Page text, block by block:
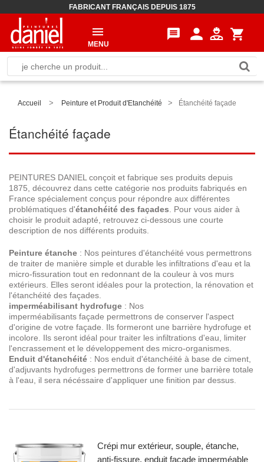
FABRICANT FRANÇAIS DEPUIS 1875
message person shopping_cart
MENU
Accueil > Peinture et Produit d'Etanchéité > Étanchéité façade
Étanchéité façade
PEINTURES DANIEL conçoit et fabrique ses produits depuis
1875, découvrez dans cette catégorie nos produits fabriqués en
France spécialement conçus pour répondre aux différentes
problématiques d'étanchéité des façades . Pour vous aider à
choisir le produit adapté, retrouvez ci-dessous une courte
description de nos différents produits.
Peinture étanche : Nos peintures d'étanchéité vous permettrons
de traiter de manière simple et durable les infiltrations d'eau et la
micro-fissuration tout en redonnant de la couleur à vos murs
extérieurs. Elles seront idéales pour la protection, la rénovation et
l'étanchéité des façades.
imperméabilisant hydrofuge : Nos
imperméabilisants façade permettrons de conserver l'aspect
d'origine de votre façade. Ils formeront une barrière hydrofuge et
incolore. Ils seront idéal pour traiter les infiltrations d'eau, limiter
l'encrassement et le développement des micro-organismes.
Enduit d'étanchéité : Nos enduit d'étanchéité à base de ciment,
d'adjuvants hydrofuges permettrons de former une barrière totale
à l'eau, il sera nécéssaire d'appliquer une finition par dessus.
Crépi mur extérieur, souple, étanche,
anti-fissure, enduit façade imperméable